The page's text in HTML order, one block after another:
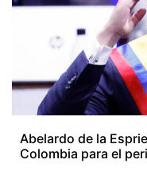
Abelardo de la
Colombia para el
Previous